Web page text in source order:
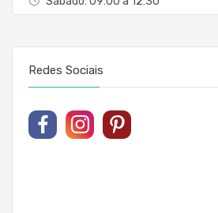
Redes Sociais